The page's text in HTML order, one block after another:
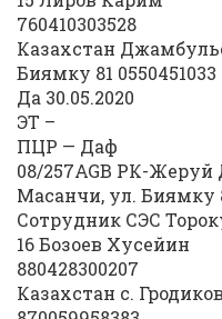
760410303528
Казахстан
Биямку 81 0550451033
Да 30.05.2020
ЭТ –
ПЦР — Даф
08/257AGB РК-Жеруй
Масанчи, ул. Биямку
Сотрудник СЭС
16 Бозоев Хусейин
880428300207
Казахстан с.